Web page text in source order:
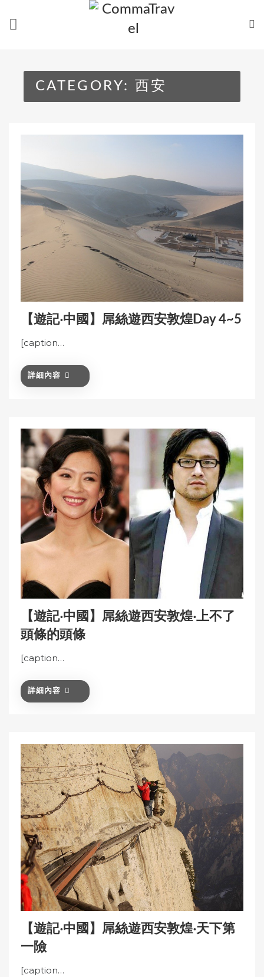
CATEGORY: 西安
【遊記‧中國】屌絲遊西安敦煌Day 4~5
[caption…
詳細內容
【遊記‧中國】屌絲遊西安敦煌‧上不了
頭條的頭條
[caption…
詳細內容
【遊記‧中國】屌絲遊西安敦煌‧天下第
一險
[caption…